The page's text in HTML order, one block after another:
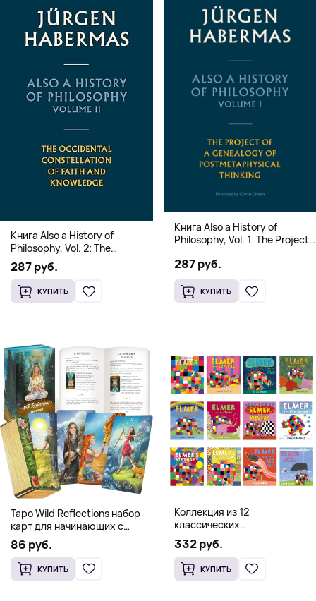
Книга Also a History of
Philosophy, Vol. 2: The
Occidental Constellation of
Faith and Knowledge
(Твердый переплет)
287 руб.
КУПИТЬ
Книга Also a History of
Philosophy, Vol. 1: The Project
Postmetaphysical Thinking
(Твердый переплет)
287 руб.
КУПИТЬ
Таро Wild Reflections набор
карт для начинающих с
книгой (78 карт, золочёные
края)
86 руб.
КУПИТЬ
Коллекция из 12
классических
иллюстрированных книг об
Элмере от Дэвида Макки
332 руб.
КУПИТЬ